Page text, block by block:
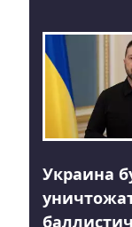
Украина